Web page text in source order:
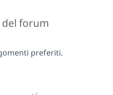
forum
preferiti.